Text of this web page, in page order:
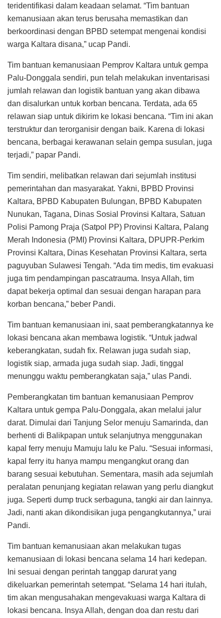
teridentifikasi dalam keadaan selamat. “Tim bantuan
kemanusiaan akan terus berusaha memastikan dan
berkoordinasi dengan BPBD setempat mengenai kondisi
warga Kaltara disana,” ucap Pandi.
Tim bantuan kemanusiaan Pemprov Kaltara untuk gempa
Palu-Donggala sendiri, pun telah melakukan inventarisasi
jumlah relawan dan logistik bantuan yang akan dibawa
dan disalurkan untuk korban bencana. Terdata, ada 65
relawan siap untuk dikirim ke lokasi bencana. “Tim ini akan
terstruktur dan terorganisir dengan baik. Karena di lokasi
bencana, berbagai kerawanan selain gempa susulan, juga
terjadi,” papar Pandi.
Tim sendiri, melibatkan relawan dari sejumlah institusi
pemerintahan dan masyarakat. Yakni, BPBD Provinsi
Kaltara, BPBD Kabupaten Bulungan, BPBD Kabupaten
Nunukan, Tagana, Dinas Sosial Provinsi Kaltara, Satuan
Polisi Pamong Praja (Satpol PP) Provinsi Kaltara, Palang
Merah Indonesia (PMI) Provinsi Kaltara, DPUPR-Perkim
Provinsi Kaltara, Dinas Kesehatan Provinsi Kaltara, serta
paguyuban Sulawesi Tengah. “Ada tim medis, tim evakuasi
juga tim pendampingan pascatrauma. Insya Allah, tim
dapat bekerja optimal dan sesuai dengan harapan para
korban bencana,” beber Pandi.
Tim bantuan kemanusiaan ini, saat pemberangkatannya ke
lokasi bencana akan membawa logistik. “Untuk jadwal
keberangkatan, sudah fix. Relawan juga sudah siap,
logistik siap, armada juga sudah siap. Jadi, tinggal
menunggu waktu pemberangkatan saja,” ulas Pandi.
Pemberangkatan tim bantuan kemanusiaan Pemprov
Kaltara untuk gempa Palu-Donggala, akan melalui jalur
darat. Dimulai dari Tanjung Selor menuju Samarinda, dan
berhenti di Balikpapan untuk selanjutnya menggunakan
kapal ferry menuju Mamuju lalu ke Palu. “Sesuai informasi,
kapal ferry itu hanya mampu mengangkut orang dan
barang sesuai kebutuhan. Sementara, masih ada sejumlah
peralatan penunjang kegiatan relawan yang perlu diangkut
juga. Seperti dump truck serbaguna, tangki air dan lainnya.
Jadi, nanti akan dikondisikan juga pengangkutannya,” urai
Pandi.
Tim bantuan kemanusiaan akan melakukan tugas
kemanusiaan di lokasi bencana selama 14 hari kedepan.
Ini sesuai dengan perintah tanggap darurat yang
dikeluarkan pemerintah setempat. “Selama 14 hari itulah,
tim akan mengusahakan mengevakuasi warga Kaltara di
lokasi bencana. Insya Allah, dengan doa dan restu dari